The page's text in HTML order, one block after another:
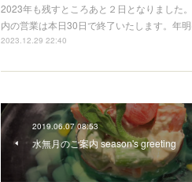
2023年も残すところあと２日となりました
内の営業は本日30日で終了いたします。年
2023.12.29 22:40
2019.06.07 08:53
水無月のご案内 season's greeting